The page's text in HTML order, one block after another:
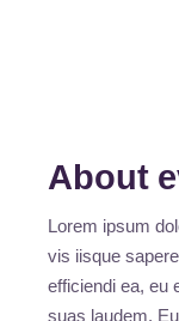
About
Lorem ipsum
vis iisque
efficiendi ea, eu
suas laudem.